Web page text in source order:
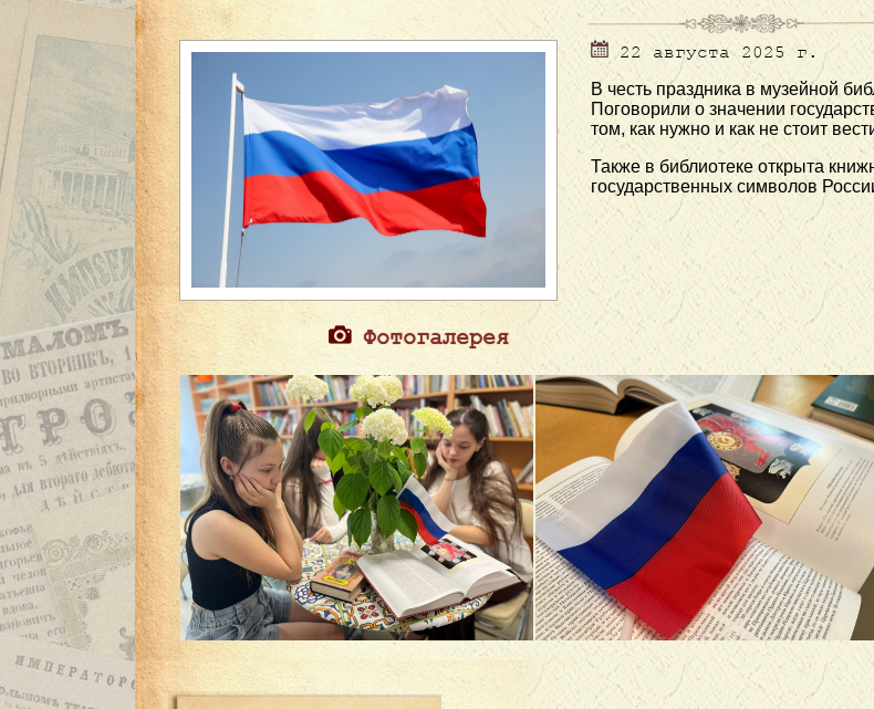
22 августа 2025 г.
В честь праздника в музейной
Поговорили о значении
том, как нужно и как не стоит
Также в библиотеке открыта
государственных символов
Фотогалерея